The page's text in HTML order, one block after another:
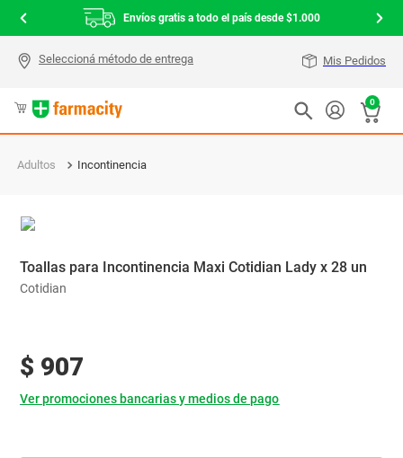
Envíos gratis a todo el país desde $1.000
Mis Pedidos
0
Adultos Incontinencia
Toallas para Incontinencia Maxi Cotidian Lady x 28 un
Cotidian
$ 907
Ver promociones bancarias y medios de pago